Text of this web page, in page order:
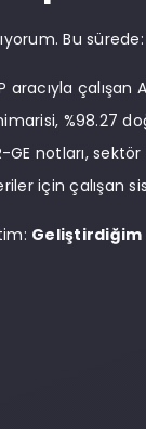
Bu sürede:
aracıyla çalışan
%98.27
GE notları,
için çalışan
Geliştirdiğim